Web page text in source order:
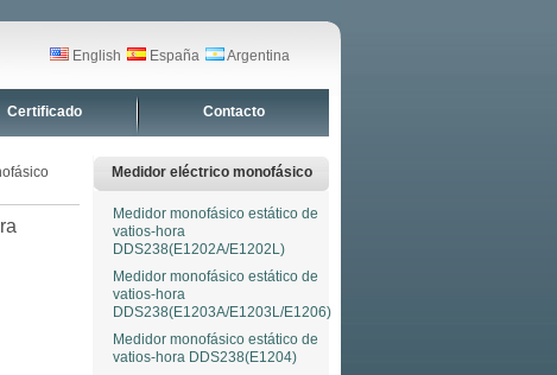
English España Argentina
Certificado Contacto
Medidor eléctrico monofásico
Medidor monofásico estático de
vatios-hora
DDS238(E1202A/E1202L)
Medidor monofásico estático de
vatios-hora
DDS238(E1203A/E1203L/E1206)
Medidor monofásico estático de
vatios-hora DDS238(E1204)